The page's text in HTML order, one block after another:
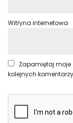
Witryna internetowa
Zapamiętaj
kolejnych